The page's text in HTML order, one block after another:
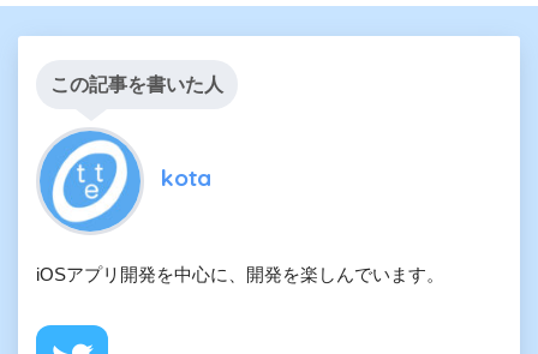
この記事を書いた人
kota
iOSアプリ開発を中心に、開発を楽しんでいます。